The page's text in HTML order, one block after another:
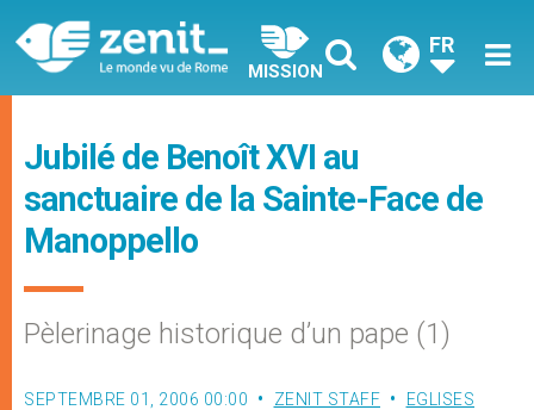
MISSION
FR
Jubilé de Benoît XVI au
sanctuaire de la Sainte-Face de
Manoppello
Pèlerinage historique d’un pape (1)
SEPTEMBRE 01, 2006 00:00 ZENIT STAFF
EGLISES